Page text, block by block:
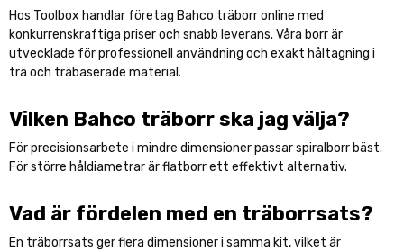
Hos Toolbox handlar företag Bahco träborr online med
konkurrenskraftiga priser och snabb leverans. Våra borr är
utvecklade för professionell användning och exakt håltagning i
trä och träbaserade material.
Vilken Bahco träborr ska jag välja?
För precisionsarbete i mindre dimensioner passar spiralborr bäst.
För större håldiametrar är flatborr ett effektivt alternativ.
Vad är fördelen med en träborrsats?
En träborrsats ger flera dimensioner i samma kit, vilket är